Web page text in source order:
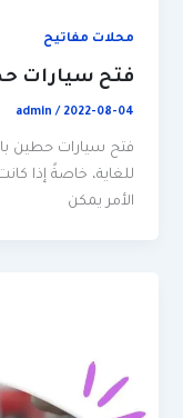
محلات مفاتيح
فتح سيارات
admin/ 2022-08-04
فتح سيارات حطين
للغاية، خاصةً إذا
الأمر يمكن